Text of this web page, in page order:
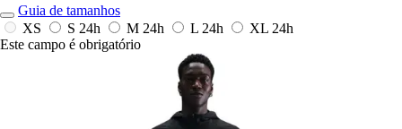
Guia de tamanhos
XS
S 24h M 24h L 24h XL 24h
Este campo é obrigatório